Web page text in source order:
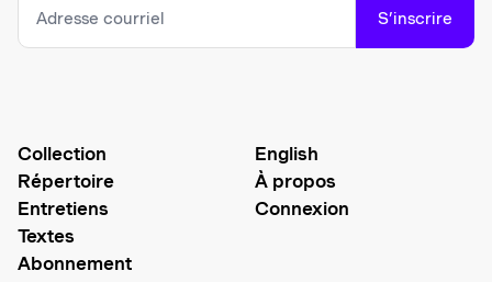
S’inscrire
Collection
Répertoire
Entretiens
Textes
Abonnement
English
À propos
Connexion